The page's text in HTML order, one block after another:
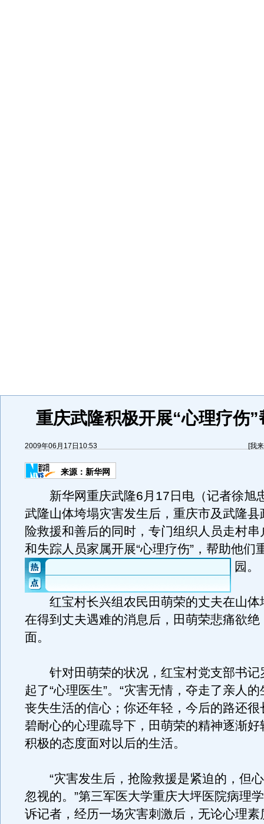
重庆武隆积极开展“心理疗伤”
2009年06月17日10:53 [我
来源： 新华网
新华网重庆武隆6月17日电（记者徐旭
武隆山体垮塌灾害发生后，重庆市及武隆县
险救援和善后的同时，专门组织人员走村
和失踪人员家属开展“心理疗伤”，帮助他们
园。
红宝村长兴组农民田萌荣的丈夫在山体
在得到丈夫遇难的消息后，田萌荣悲痛欲绝
面。
针对田萌荣的状况，红宝村党支部书记
起了“心理医生”。“灾害无情，夺走了亲人
丧失生活的信心；你还年轻，今后的路还
碧耐心的心理疏导下，田萌荣的精神逐渐好
积极的态度面对以后的生活。
“灾害发生后，抢险救援是紧迫的，但
忽视的。”第三军医大学重庆大坪医院病理
诉记者，经历一场灾害刺激后，无论心理素